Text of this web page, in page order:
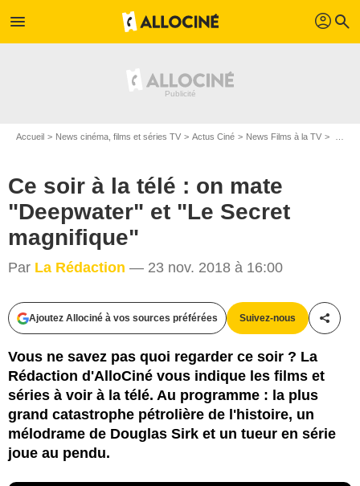
menu profil search
Accueil News cinéma, films et séries TV Actus Ciné News Films à la TV
Ce soir à la télé : on mate
"Deepwater" et "Le Secret
magnifique"
Par La Rédaction — 23 nov. 2018 à 16:00
Ajoutez Allociné à vos sources préférées Suivez-nous
Vous ne savez pas quoi regarder ce soir ? La
Rédaction d'AlloCiné vous indique les films et
séries à voir à la télé. Au programme : la plus
grand catastrophe pétrolière de l'histoire, un
mélodrame de Douglas Sirk et un tueur en série
joue au pendu.